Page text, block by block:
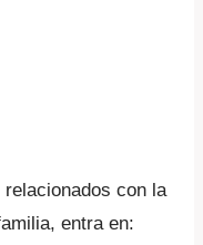
con la
entra en: